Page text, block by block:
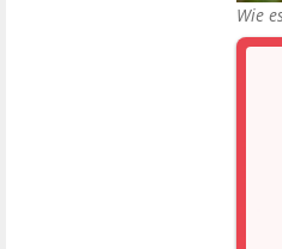
Wie